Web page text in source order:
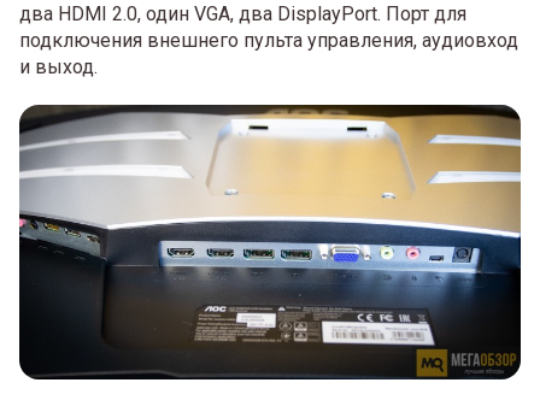
два HDMI 2.0, один VGA, два DisplayPort. Порт для
подключения внешнего пульта управления, аудиовход
и выход.